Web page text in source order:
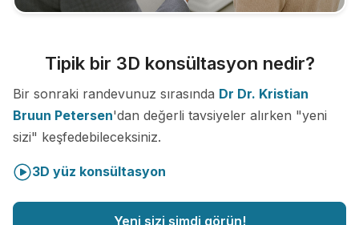
Tipik bir 3D konsültasyon nedir?
Bir sonraki randevunuz sırasında Dr Dr. Kristian
Bruun Petersen'dan değerli tavsiyeler alırken "yeni
sizi" keşfedebileceksiniz.
3D yüz konsültasyon
Yeni sizi şimdi görün!